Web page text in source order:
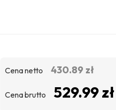
Cena netto 430.89 zł
Cena brutto 529.99 zł